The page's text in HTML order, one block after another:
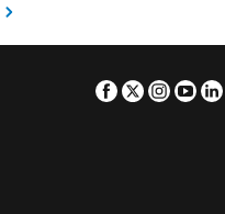
Facebook
Twitter